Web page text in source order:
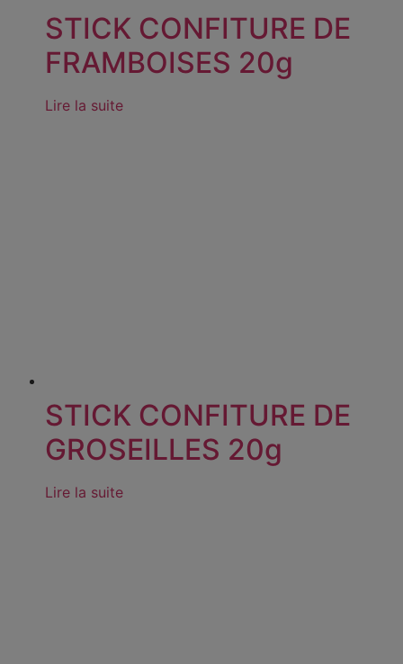
STICK CONFITURE DE
FRAMBOISES 20g
Lire la suite
STICK CONFITURE DE
GROSEILLES 20g
Lire la suite